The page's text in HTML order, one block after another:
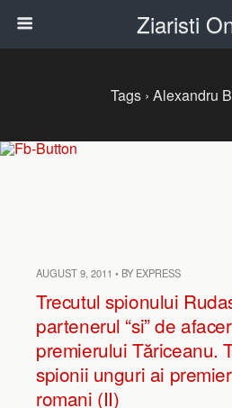
Ziaristi
Tags › Alexandru
AUGUST 9, 2011 • BY EXPRESS
Trecutul spionului
partenerul “si” de
premierului Tăriceanu.
spionii unguri ai
romani (II)